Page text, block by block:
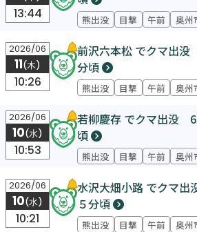
13:44 熊出没 目撃 午前 奥州
2026/06
11(木)
10:26
前沢六本松 でクマ出
分頃
熊出没 目撃 午前 奥州
2026/06
10(水)
10:53
若柳慶存 でクマ出没
頃
熊出没 目撃 午前 奥州
2026/06
10(水)
10:21
水沢大畑小路 でクマ
５分頃
熊出没 目撃 午前 奥州